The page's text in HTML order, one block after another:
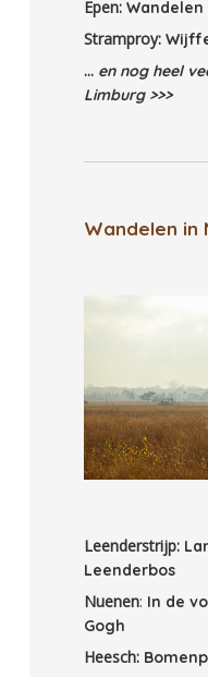
Epen: Wandelen
Stramproy:
... en nog heel
Limburg >>>
Wandelen in
Leenderstrijp:
Leenderbos
Nuenen: In de
Gogh
Heesch: